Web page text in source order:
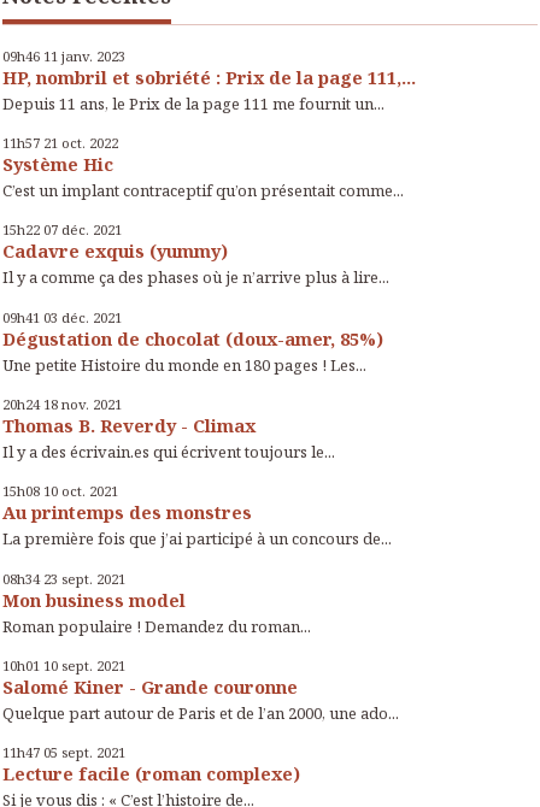
09h46 11 janv. 2023
HP, nombril et sobriété : Prix de la page 111,...
Depuis 11 ans, le Prix de la page 111 me fournit un...
11h57 21 oct. 2022
Système Hic
C’est un implant contraceptif qu’on présentait comme...
15h22 07 déc. 2021
Cadavre exquis (yummy)
Il y a comme ça des phases où je n’arrive plus à lire...
09h41 03 déc. 2021
Dégustation de chocolat (doux-amer, 85%)
Une petite Histoire du monde en 180 pages ! Les...
20h24 18 nov. 2021
Thomas B. Reverdy - Climax
Il y a des écrivain.es qui écrivent toujours le...
15h08 10 oct. 2021
Au printemps des monstres
La première fois que j’ai participé à un concours de...
08h34 23 sept. 2021
Mon business model
Roman populaire ! Demandez du roman...
10h01 10 sept. 2021
Salomé Kiner - Grande couronne
Quelque part autour de Paris et de l’an 2000, une ado...
11h47 05 sept. 2021
Lecture facile (roman complexe)
Si je vous dis : « C’est l’histoire de...